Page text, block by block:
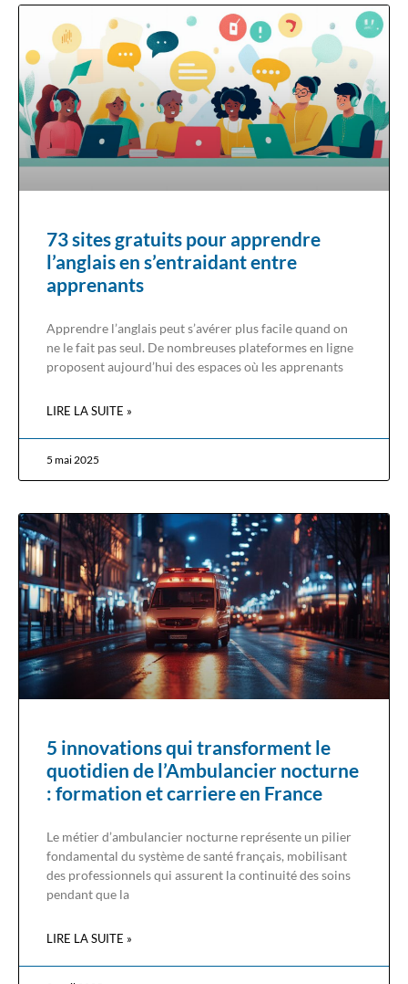
73 sites gratuits pour apprendre
l’anglais en s’entraidant entre
apprenants
Apprendre l’anglais peut s’avérer plus facile quand on
ne le fait pas seul. De nombreuses plateformes en ligne
proposent aujourd’hui des espaces où les apprenants
LIRE LA SUITE »
5 mai 2025
5 innovations qui transforment le
quotidien de l’Ambulancier nocturne
: formation et carriere en France
Le métier d’ambulancier nocturne représente un pilier
fondamental du système de santé français, mobilisant
des professionnels qui assurent la continuité des soins
pendant que la
LIRE LA SUITE »